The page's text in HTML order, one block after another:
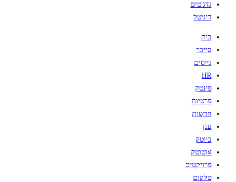
גדג'טים
דיגיטל
בית
סייבר
גיוסים
HR
פינטק
פרטיות
חדשות
ענן
ביוטק
אוטוטק
פרויקטים
טלקום